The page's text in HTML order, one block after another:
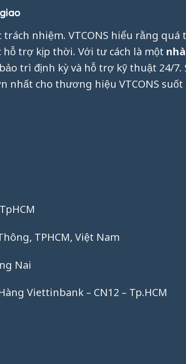
nhiệm. VTCONS hiểu rằng quá
hỗ trợ kịp thời. Với tư cách là một
trì định kỳ và hỗ trợ kỹ thuật 24/7.
nhất cho thương hiệu VTCONS
TPHCM, Việt Nam
Nai
Viettinbank – CN12 – Tp.HCM